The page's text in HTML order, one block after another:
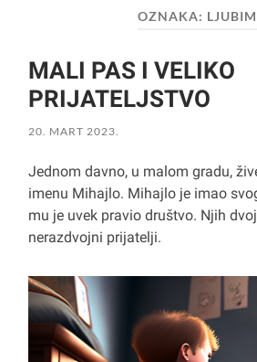
OZNAKA:
MALI PAS I VELIKO
PRIJATELJSTVO
20. MART 2023.
Jednom davno, u malom gradu,
imenu Mihajlo. Mihajlo je imao
mu je uvek pravio društvo. Njih
nerazdvojni prijatelji.